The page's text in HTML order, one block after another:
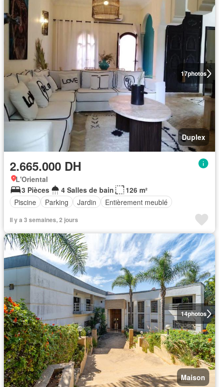
17photos
Duplex
2.665.000 DH
L'Oriental
3 Pièces
4 Salles de bain
126 m²
Piscine
Parking Jardin Entièrement meublé
Il y a 3 semaines, 2 jours
14photos
Maison